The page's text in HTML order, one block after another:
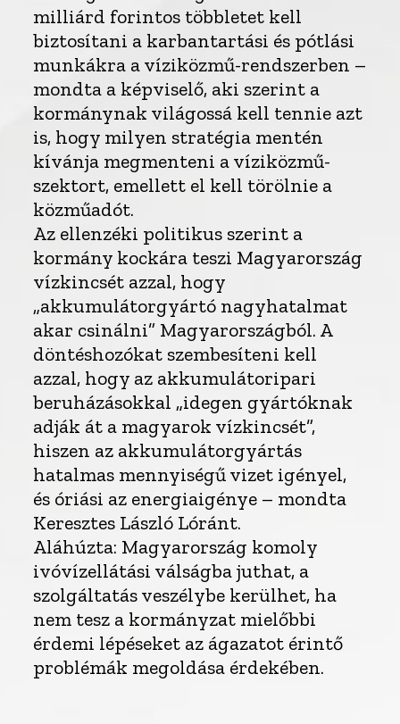
milliárd forintos többletet kell
biztosítani a karbantartási és pótlási
munkákra a víziközmű-rendszerben –
mondta a képviselő, aki szerint a
kormánynak világossá kell tennie azt
is, hogy milyen stratégia mentén
kívánja megmenteni a víziközmű-
szektort, emellett el kell törölnie a
közműadót.
Az ellenzéki politikus szerint a
kormány kockára teszi Magyarország
vízkincsét azzal, hogy
„akkumulátorgyártó nagyhatalmat
akar csinálni” Magyarországból. A
döntéshozókat szembesíteni kell
azzal, hogy az akkumulátoripari
beruházásokkal „idegen gyártóknak
adják át a magyarok vízkincsét”,
hiszen az akkumulátorgyártás
hatalmas mennyiségű vizet igényel,
és óriási az energiaigénye – mondta
Keresztes László Lóránt.
Aláhúzta: Magyarország komoly
ivóvízellátási válságba juthat, a
szolgáltatás veszélybe kerülhet, ha
nem tesz a kormányzat mielőbbi
érdemi lépéseket az ágazatot érintő
problémák megoldása érdekében.